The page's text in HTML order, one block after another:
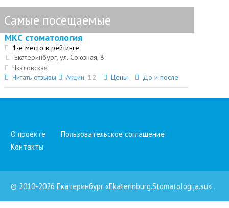
Самые посещаемые
МКС стоматология
1-е место в рейтинге
Екатеринбург, ул. Союзная, 8
Чкаловская
Читать отзывы
Акции 12 Цены До и после
О проекте
Пользовательское соглашение
Контакты
© 2010-2026 Екатеринбург «Ekaterinburg.Stomatologija.su» .